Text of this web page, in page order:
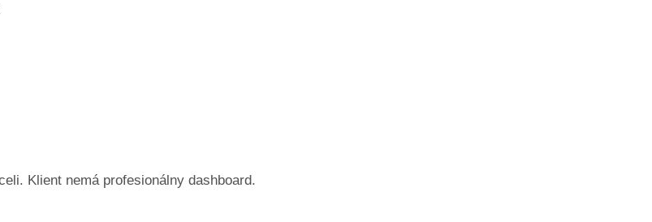
Klient nemá profesionálny dashboard.